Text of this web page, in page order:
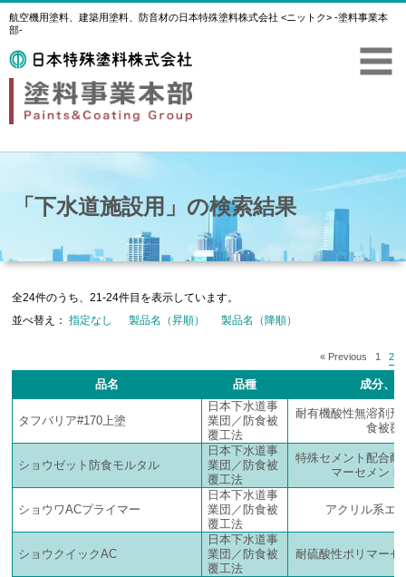
航空機用塗料、建築用塗料、防音材の日本特殊塗料株式会社 <ニットク> -塗料事業本
部-
「下水道施設用」の検索結果
全24件のうち、21-24件目を表示しています。
並べ替え：
指定なし 製品名（昇順） 製品名（降順）
« Previous 1 2
品名 品種 成分、
タフバリア#170上塗
日本下水道事
業団／防食被
覆工法
耐有機酸性無溶剤形
食被覆
ショウゼット防食モルタル
日本下水道事
業団／防食被
覆工法
特殊セメント配合耐
マーセメント
ショウワACプライマー
日本下水道事
業団／防食被
覆工法
アクリル系エ
ショウクイックAC
日本下水道事
業団／防食被
覆工法
耐硫酸性ポリマーセ